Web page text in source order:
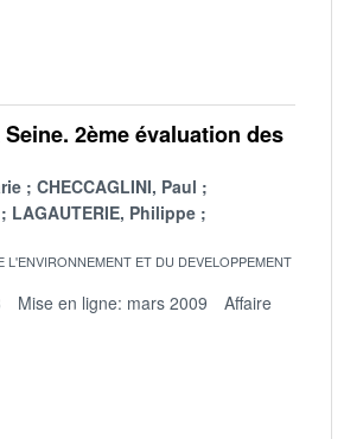
2ème évaluation des
CHECCAGLINI, Paul
LAGAUTERIE, Philippe
L'ENVIRONNEMENT ET DU DEVELOPPEMENT
Mise en ligne: mars 2009
Affaire